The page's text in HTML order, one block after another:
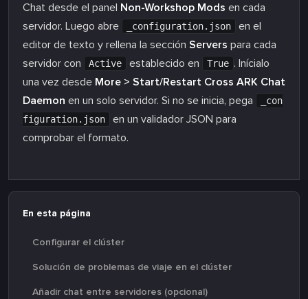
Chat desde el panel Non-Workshop Mods en cada
servidor. Luego abre
_configuration.json
en el
editor de texto y rellena la sección Servers para cada
servidor con
Active establecido en True . Inícialo
una vez desde More > Start/Restart Cross ARK Chat
Daemon en un solo servidor. Si no se inicia, pega
_con
figuration.json
en un validador JSON para
comprobar el formato.
En esta página
Configurar el clúster
Solución de problemas de viaje en el clúster
Añadir chat entre servidores (opcional)